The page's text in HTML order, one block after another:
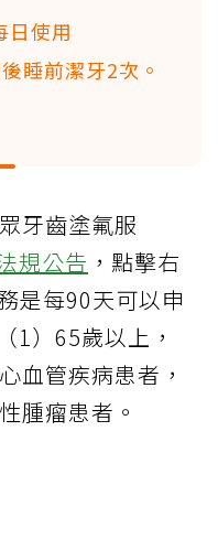
日使用
睡前潔牙2次。
牙齒塗氟服
規公告 ，點擊右
是每90天可以申
1）65歲以上，
血管疾病患者，
腫瘤患者。